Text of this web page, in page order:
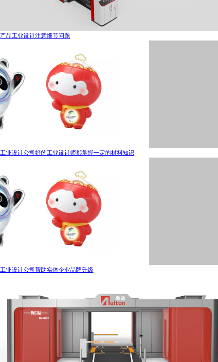
产品工业设计注意细节问题
工业设计公司好的工业设计师都掌握一定的材料知识
工业设计公司帮助实体企业品牌升级